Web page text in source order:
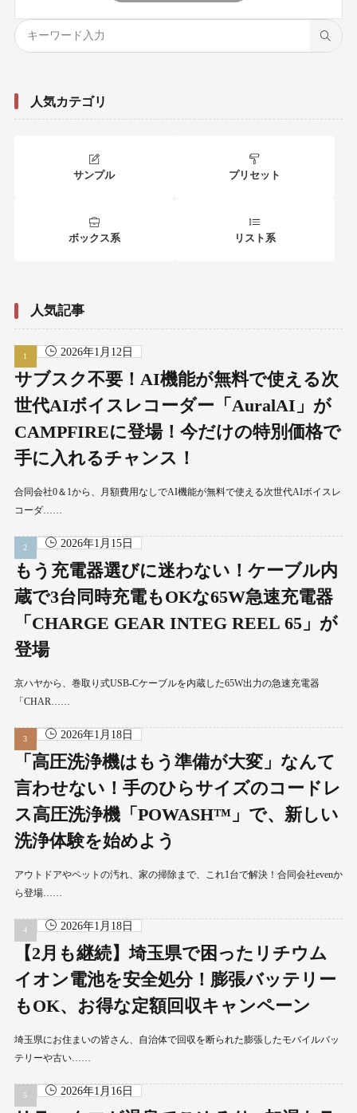
人気カテゴリ
サンプル プリセット
ボックス系 リスト系
人気記事
2026年1月12日
サブスク不要！AI機能が無料で使える次
世代AIボイスレコーダー「AuralAI」が
CAMPFIREに登場！今だけの特別価格で
手に入れるチャンス！
合同会社0＆1から、月額費用なしでAI機能が無料で使える次世代AIボイスレ
コーダ……
2026年1月15日
もう充電器選びに迷わない！ケーブル内
蔵で3台同時充電もOKな65W急速充電器
「CHARGE GEAR INTEG REEL 65」が
登場
京ハヤから、巻取り式USB-Cケーブルを内蔵した65W出力の急速充電器
「CHAR……
2026年1月18日
「高圧洗浄機はもう準備が大変」なんて
言わせない！手のひらサイズのコードレ
ス高圧洗浄機「POWASH™」で、新しい
洗浄体験を始めよう
アウトドアやペットの汚れ、家の掃除まで、これ1台で解決！合同会社evenか
ら登場……
2026年1月18日
【2月も継続】埼玉県で困ったリチウム
イオン電池を安全処分！膨張バッテリー
もOK、お得な定額回収キャンペーン
埼玉県にお住まいの皆さん、自治体で回収を断られた膨張したモバイルバッ
テリーや古い……
2026年1月16日